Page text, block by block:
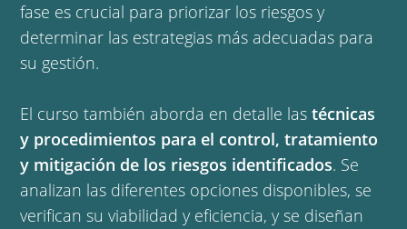
fase es crucial para priorizar los riesgos y
determinar las estrategias más adecuadas para
su gestión.
El curso también aborda en detalle lastécnicas
y procedimientos para el control, tratamiento
y mitigación de los riesgos identificados. Se
analizan las diferentes opciones disponibles, se
verifican su viabilidad y eficiencia, y se diseñan